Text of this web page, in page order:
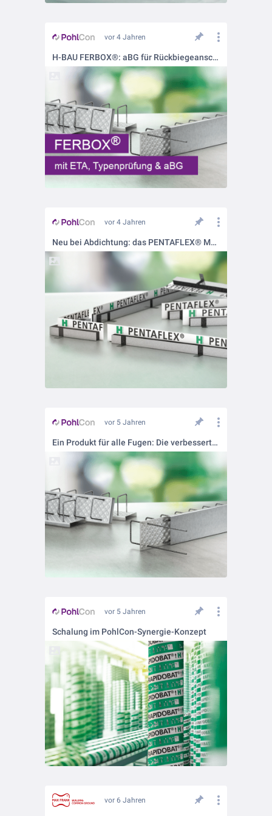
vor 4 Jahren
H-BAU FERBOX®: aBG für Rückbiegeanschlüsse
vor 4 Jahren
Neu bei Abdichtung: das PENTAFLEX® Modul
vor 5 Jahren
Ein Produkt für alle Fugen: Die verbesserte FERBOX® von H-BAU Technik
vor 5 Jahren
Schalung im PohlCon-Synergie-Konzept
vor 6 Jahren